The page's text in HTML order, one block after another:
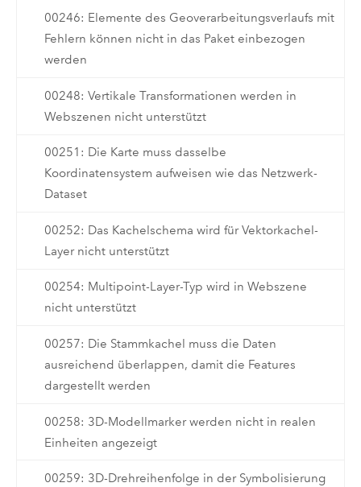
00246: Elemente des Geoverarbeitungsverlaufs mit
Fehlern können nicht in das Paket einbezogen
werden
00248: Vertikale Transformationen werden in
Webszenen nicht unterstützt
00251: Die Karte muss dasselbe
Koordinatensystem aufweisen wie das Netzwerk-
Dataset
00252: Das Kachelschema wird für Vektorkachel-
Layer nicht unterstützt
00254: Multipoint-Layer-Typ wird in Webszene
nicht unterstützt
00257: Die Stammkachel muss die Daten
ausreichend überlappen, damit die Features
dargestellt werden
00258: 3D-Modellmarker werden nicht in realen
Einheiten angezeigt
00259: 3D-Drehreihenfolge in der Symbolisierung